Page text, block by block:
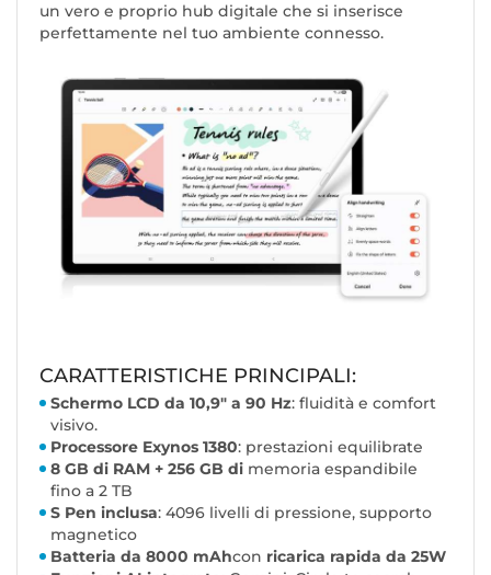
un vero e proprio hub digitale che si inserisce
perfettamente nel tuo ambiente connesso.
CARATTERISTICHE PRINCIPALI:
Schermo LCD da 10,9" a 90 Hz: fluidità e comfort
visivo.
Processore Exynos 1380: prestazioni equilibrate
8 GB di RAM + 256 GB di memoria espandibile
fino a 2 TB
S Pen inclusa: 4096 livelli di pressione, supporto
magnetico
Batteria da 8000 mAhcon ricarica rapida da 25W